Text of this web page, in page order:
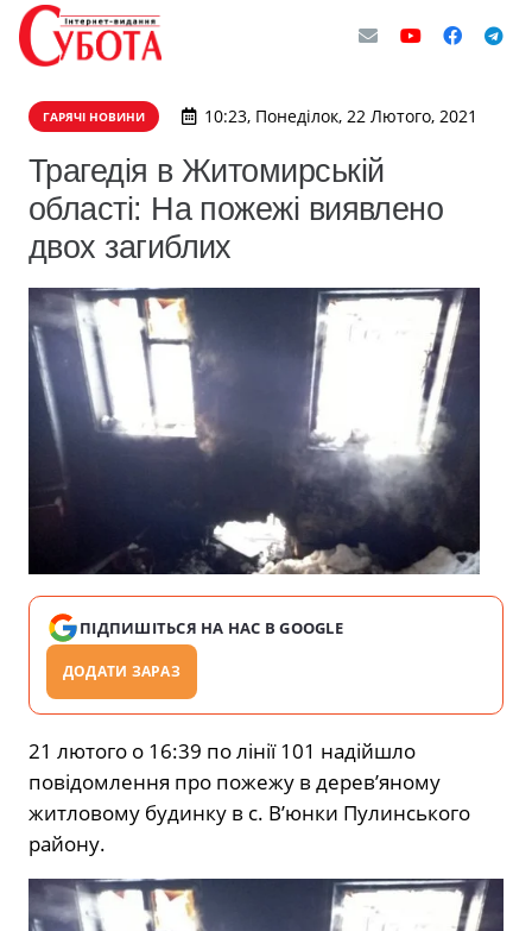
ГАРЯЧІ НОВИНИ 10:23, Понеділок, 22 Лютого, 2021
Трагедія в Житомирській
області: На пожежі виявлено
двох загиблих
ПІДПИШІТЬСЯ НА НАС В GOOGLE
ДОДАТИ ЗАРАЗ
21 лютого о 16:39 по лінії 101 надійшло
повідомлення про пожежу в дерев’яному
житловому будинку в с. В’юнки Пулинського
району.